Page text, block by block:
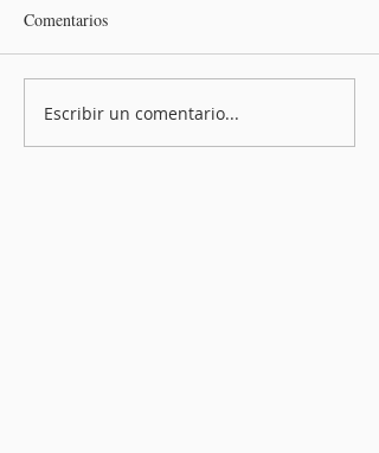
Comentarios
Escribir un comentario...